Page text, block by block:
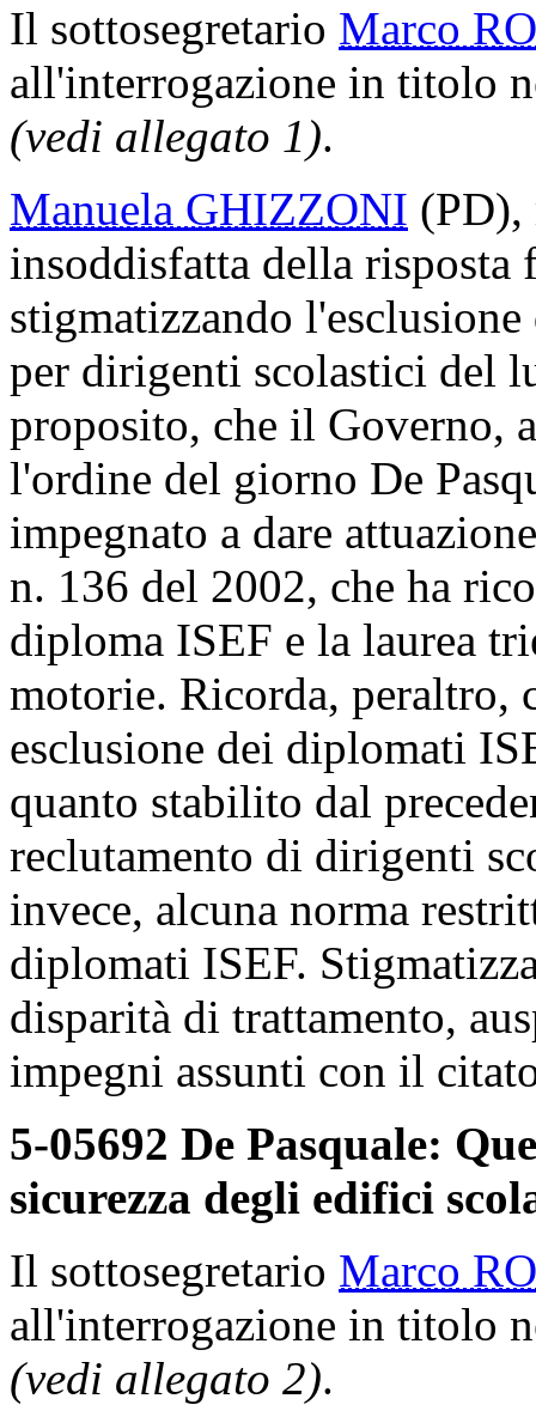
Il sottosegretario Marco
all'interrogazione in titolo
(vedi allegato 1).
Manuela GHIZZONI (PD),
insoddisfatta della risposta
stigmatizzando
per dirigenti scolastici del
proposito, che il Governo,
l'ordine del giorno De
impegnato a dare
n. 136 del 2002, che ha
diploma ISEF e la laurea
motorie. Ricorda, peraltro,
esclusione dei diplomati
quanto stabilito dal
reclutamento di dirigenti
invece, alcuna norma
diplomati ISEF.
disparità di trattamento,
impegni assunti con il
5-05692 De Pasquale:
sicurezza degli edifici
Il sottosegretario Marco
all'interrogazione in titolo
(vedi allegato 2).